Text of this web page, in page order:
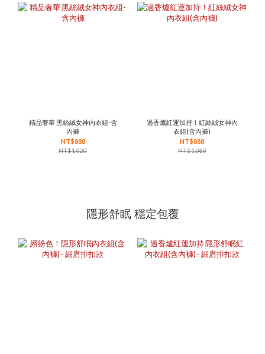
精品奢華 黑絲絨女神內衣組-含
內褲
NT$888
NT$1,020
過香爐紅運加持！紅絲絨女神內
衣組(含內褲)
NT$888
NT$1,080
隱形舒眠 穩定包覆